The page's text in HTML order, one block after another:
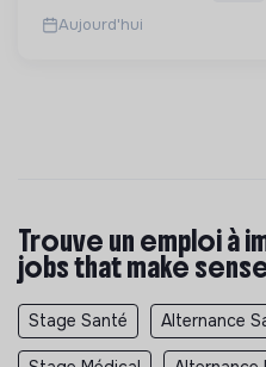
un avenir...
Aujourd'hui
Trouve un emploi à
jobs that make
Stage Santé Alternance